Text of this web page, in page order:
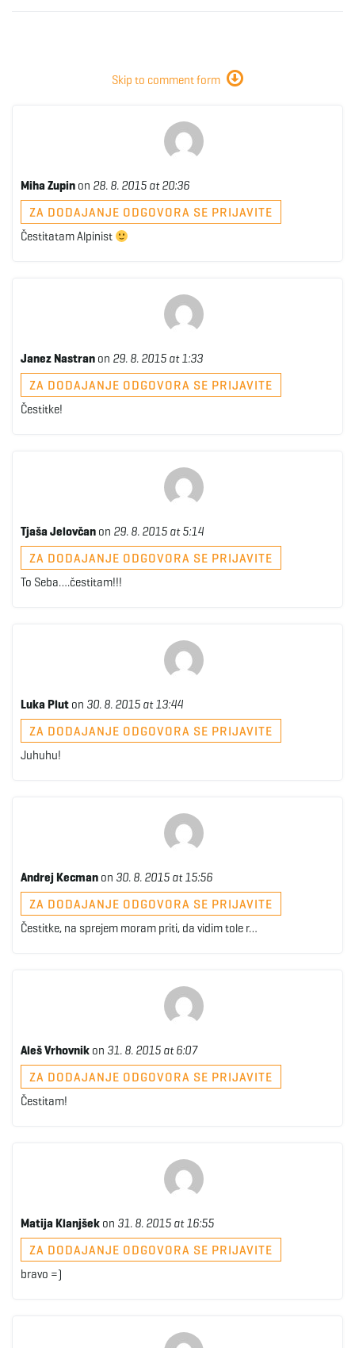
Skip to comment form
Miha Zupin on 28. 8. 2015 at 20:36
ZA DODAJANJE ODGOVORA SE PRIJAVITE
Čestitatam Alpinist
Janez Nastran on 29. 8. 2015 at 1:33
ZA DODAJANJE ODGOVORA SE PRIJAVITE
Čestitke!
Tjaša Jelovčan on 29. 8. 2015 at 5:14
ZA DODAJANJE ODGOVORA SE PRIJAVITE
To Seba….čestitam!!!
Luka Plut on 30. 8. 2015 at 13:44
ZA DODAJANJE ODGOVORA SE PRIJAVITE
Juhuhu!
Andrej Kecman on 30. 8. 2015 at 15:56
ZA DODAJANJE ODGOVORA SE PRIJAVITE
Čestitke, na sprejem moram priti, da vidim tole r…
Aleš Vrhovnik on 31. 8. 2015 at 6:07
ZA DODAJANJE ODGOVORA SE PRIJAVITE
Čestitam!
Matija Klanjšek on 31. 8. 2015 at 16:55
ZA DODAJANJE ODGOVORA SE PRIJAVITE
bravo =)